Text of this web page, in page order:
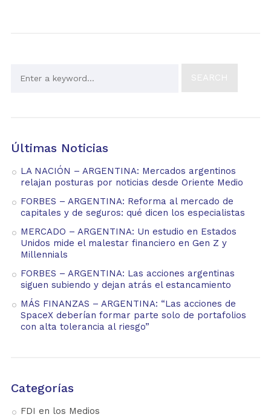
Últimas Noticias
LA NACIÓN – ARGENTINA: Mercados argentinos
relajan posturas por noticias desde Oriente Medio
FORBES – ARGENTINA: Reforma al mercado de
capitales y de seguros: qué dicen los especialistas
MERCADO – ARGENTINA: Un estudio en Estados
Unidos mide el malestar financiero en Gen Z y
Millennials
FORBES – ARGENTINA: Las acciones argentinas
siguen subiendo y dejan atrás el estancamiento
MÁS FINANZAS – ARGENTINA: “Las acciones de
SpaceX deberían formar parte solo de portafolios
con alta tolerancia al riesgo”
Categorías
FDI en los Medios